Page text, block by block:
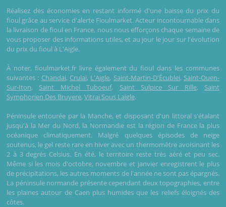
Réalisez des économies en restant informé d'une baisse du prix du
fioul grâce au service d'alerte Fioulmarket. Acteur incontournable dans
la livraison de fioul en France, nous nous efforçons chaque semaine de
vous proposer des informations utiles, et au jour le jour sur l'évolution
du prix du fioul à L'Aigle.
À noter, fioulmarket.fr livre également du fioul dans les communes
suivantes : Chandai, Crulai, L'Aigle, Saint-Martin-D'Écublei, Saint-Ouen-
Sur-Iton, Saint Michel Tuboeuf, Saint Sulpice Sur Rille, Saint
Symphorien Des Bruyere, Vitrai Sous Laigle.
Péninsule entourée par la Manche, et disposant d'un littoral s'étalant
jusqu'à la Mer du Nord, la Normandie est la région de France la plus
océanique climatiquement. Malgré quelques épisodes de neige
soutenus, le gel reste rare en hiver avec un thermomètre avoisinant les
2 à 3 degrés Celsius. En été, le territoire reste très aéré et peu sec.
Même si les mois d'octobre, novembre et janvier enregistrent le plus
de précipitations, les autres moments de l'année ne sont pas épargnés.
La péninsule normande présente cependant deux topographies, entre
les plaines autour de Caen plus humides que les reliefs éloignés des
côtes.